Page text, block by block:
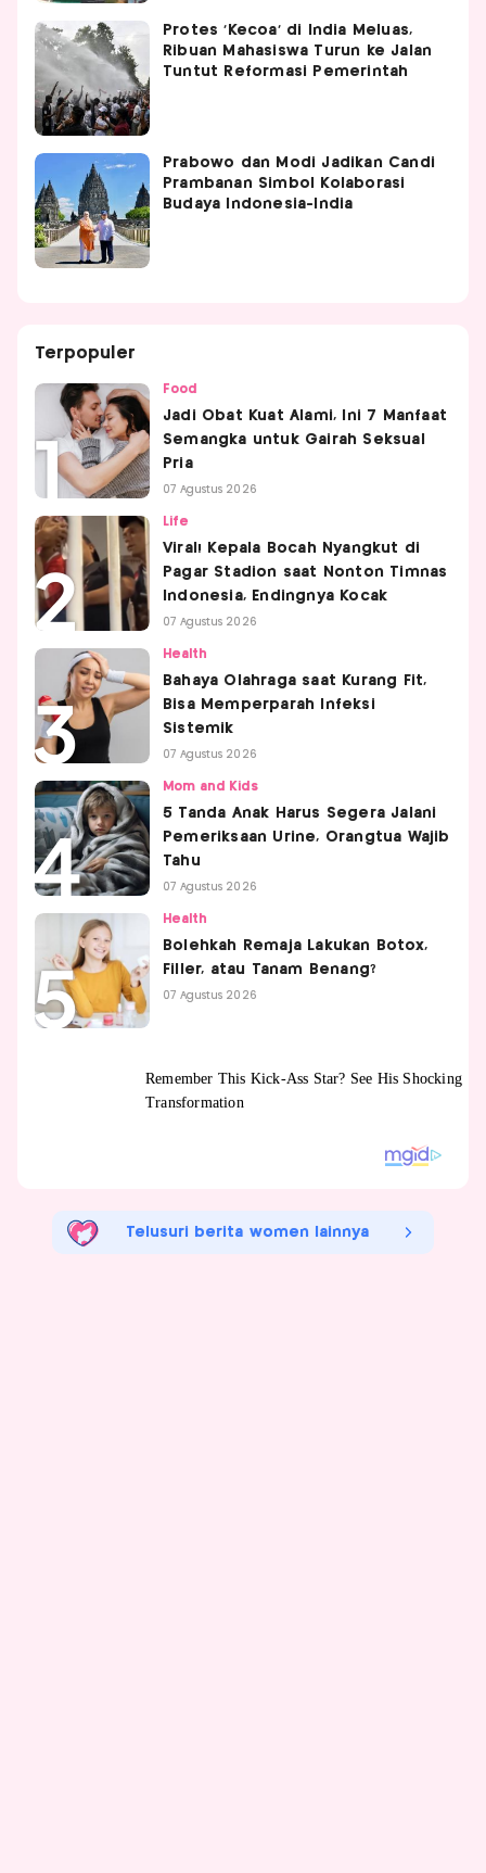
Protes 'Kecoa' di India Meluas,
Ribuan Mahasiswa Turun ke Jalan
Tuntut Reformasi Pemerintah
Prabowo dan Modi Jadikan Candi
Prambanan Simbol Kolaborasi
Budaya Indonesia-India
Terpopuler
Food
Jadi Obat Kuat Alami, Ini 7 Manfaat
Semangka untuk Gairah Seksual
Pria
07 Agustus 2026
Life
Viral! Kepala Bocah Nyangkut di
Pagar Stadion saat Nonton Timnas
Indonesia, Endingnya Kocak
07 Agustus 2026
Health
Bahaya Olahraga saat Kurang Fit,
Bisa Memperparah Infeksi
Sistemik
07 Agustus 2026
Mom and Kids
5 Tanda Anak Harus Segera Jalani
Pemeriksaan Urine, Orangtua Wajib
Tahu
07 Agustus 2026
Health
Bolehkah Remaja Lakukan Botox,
Filler, atau Tanam Benang?
07 Agustus 2026
Telusuri berita women lainnya